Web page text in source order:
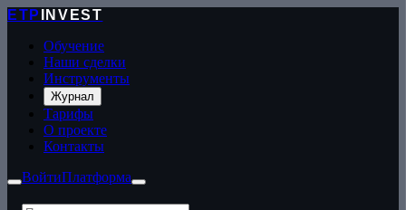
ETP
INVEST
Обучение
Наши сделки
Инструменты
Журнал
Тарифы
О проекте
Контакты
ВойтиПлатформа